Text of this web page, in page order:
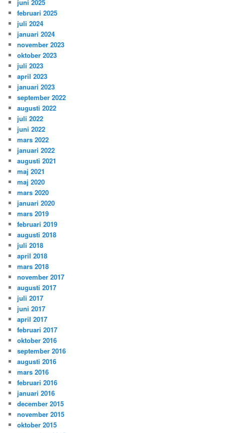
juni 2025
februari 2025
juli 2024
januari 2024
november 2023
oktober 2023
juli 2023
april 2023
januari 2023
september 2022
augusti 2022
juli 2022
juni 2022
mars 2022
januari 2022
augusti 2021
maj 2021
maj 2020
mars 2020
januari 2020
mars 2019
februari 2019
augusti 2018
juli 2018
april 2018
mars 2018
november 2017
augusti 2017
juli 2017
juni 2017
april 2017
februari 2017
oktober 2016
september 2016
augusti 2016
mars 2016
februari 2016
januari 2016
december 2015
november 2015
oktober 2015